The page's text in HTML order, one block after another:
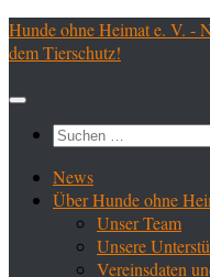
Zum
Inhalt
Hunde ohne Heimat e. V. -
dem Tierschutz!
Suchen
News
Über Hunde ohne
Unser Team
Unsere
Vereinsdaten